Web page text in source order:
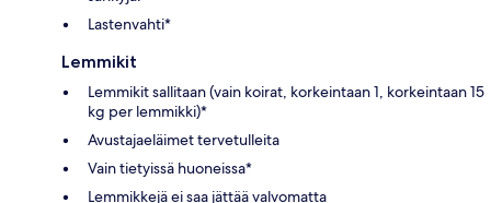
Lastenvahti*
Lemmikit
Lemmikit sallitaan (vain koirat, korkeintaan 1, korkeintaan 15
kg per lemmikki)*
Avustajaeläimet tervetulleita
Vain tietyissä huoneissa*
Lemmikkejä ei saa jättää valvomatta